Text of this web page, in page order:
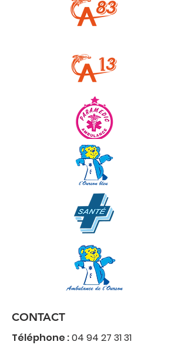
CONTACT
Téléphone :04 94 27 31 31